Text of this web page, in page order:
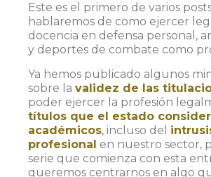
Este es el primero de varios
hablaremos de como ejercer
docencia en defensa personal,
y deportes de combate como
Ya hemos publicado algunos
sobre la validez de las
poder ejercer la profesión
títulos que el estado
académicos, incluso del
profesional en nuestro sector,
serie que comienza con esta
queremos centrarnos en algo